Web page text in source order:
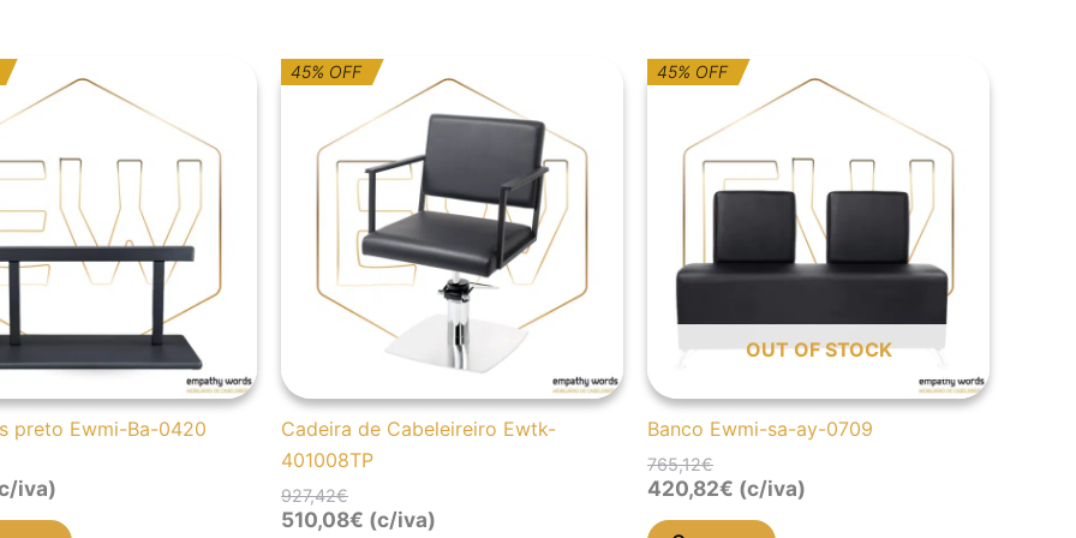
preto Ewmi-Ba-0420
iva)
45% OFF
Cadeira de Cabeleireiro Ewtk-
401008TP
927,42€
O
preço
original
era:
927,42€.
O
preço
atual
é:
510,08€.
510,08€ (c/iva)
45% OFF
OUT OF STOCK
Banco Ewmi-sa-ay-0709
765,12€
O
preço
original
era:
O
preço
atual
é:
420,82€ (c/iva)